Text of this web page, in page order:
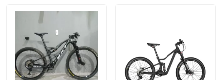
Kohlenstoff-Mountainbike
Kohlenstoff-Rennrad
Kohlenstoff-Mountainbike-Rahmen